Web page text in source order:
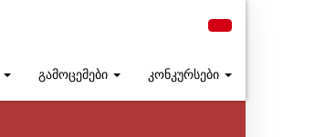
გამოცემები კონკურსები